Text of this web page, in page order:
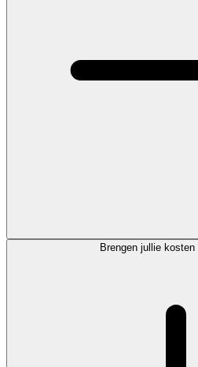
Brengen jullie kosten